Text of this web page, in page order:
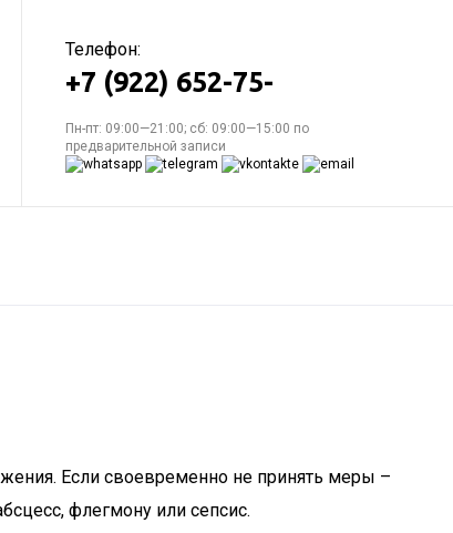
Телефон:
+7 (922) 652-75-
Пн-пт: 09:00—21:00; сб: 09:00—15:00 по
предварительной записи
Если своевременно не принять меры –
флегмону или сепсис.